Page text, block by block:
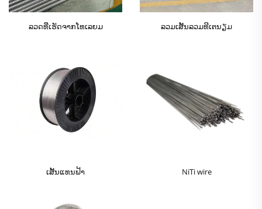
ລວດທີ່ເຮັດຈາກໂທເລຍມ ລວມເສັ້ນລວມທີເຕນຽມ
ເສັ້ນແທນຟ້າ NiTi wire